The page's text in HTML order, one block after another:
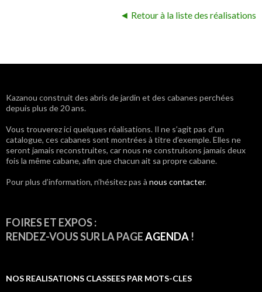
◄ Retour à la liste des réalisations
Navigation
des
articles
Kazanou construit des abris de jardin et des cabanes perchées
depuis plus de 20 ans.
Vous trouverez ici quelques réalisations. Il ne s’agit pas d’un
catalogue, ces cabanes sont montrées à titre d’exemple. Elles ne
seront jamais reconstruites, car nous ne construisons jamais deux
fois la même cabane, afin que chacun ait sa propre cabane.
Pour plus d’information, n’hésitez pas à nous contacter.
FOIRES ET EXPOS :
RENDEZ-VOUS SUR LA PAGEAGENDA !
NOS REALISATIONS CLASSEES PAR MOTS-CLES